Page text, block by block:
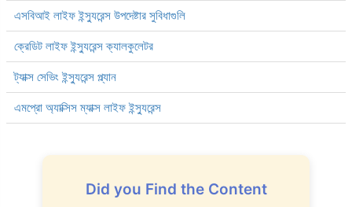
এসবিআই লাইফ ইন্স্যুরেন্স উপদেষ্টার সুবিধাগুলি
ক্রেডিট লাইফ ইন্স্যুরেন্স ক্যালকুলেটর
ট্যাক্স সেভিং ইন্স্যুরেন্স প্ল্যান
এমপ্রো অ্যাক্সিস ম্যাক্স লাইফ ইন্স্যুরেন্স
Did you Find the Content